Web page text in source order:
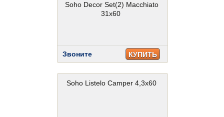
Soho Decor Set(2) Macchiato
31x60
Звоните КУПИТЬ
Soho Listelo Camper 4,3x60